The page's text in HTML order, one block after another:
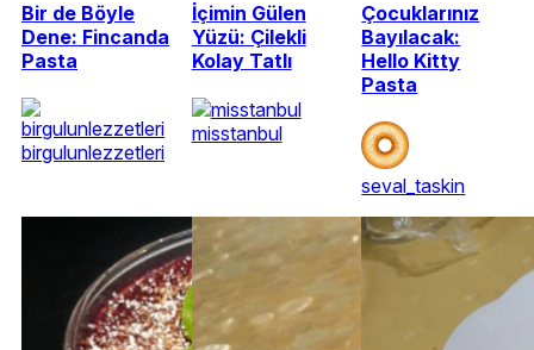
Bir de Böyle
Dene: Fincanda
Pasta
birgulunlezzetleri
İçimin Gülen
Yüzü: Çilekli
Kolay Tatlı
misstanbul
Çocuklarınız
Bayılacak:
Hello Kitty
Pasta
seval_taskin